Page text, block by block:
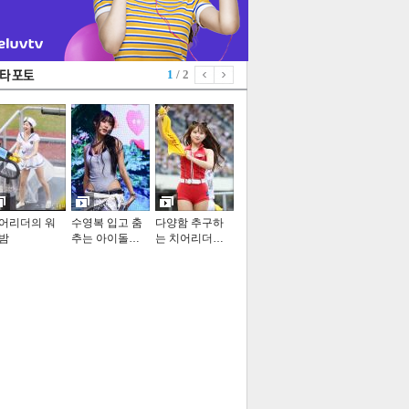
1 / 2
리더의 워
수영복 입고 춤
추는 아이돌…
다양함 추구하
는 치어리더…